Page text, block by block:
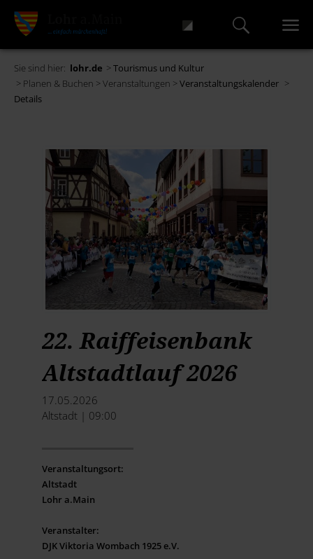
Sie sind hier: lohr.de > Tourismus und Kultur
> Planen & Buchen > Veranstaltungen > Veranstaltungskalender >
Details
22. Raiffeisenbank
Altstadtlauf 2026
17.05.2026
Altstadt | 09:00
Veranstaltungsort:
Altstadt
Lohr a.Main
Veranstalter:
DJK Viktoria Wombach 1925 e.V.